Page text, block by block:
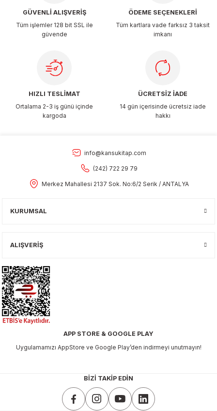
GÜVENLİ ALIŞVERİŞ
Tüm işlemler 128 bit SSL ile
güvende
ÖDEME SEÇENEKLERİ
Tüm kartlara vade farksız 3 taksit
imkanı
HIZLI TESLİMAT
Ortalama 2-3 iş günü içinde
kargoda
ÜCRETSİZ İADE
14 gün içerisinde ücretsiz iade
hakkı
info@kansukitap.com
(242) 722 29 79
Merkez Mahallesi 2137 Sok. No:6/2 Serik / ANTALYA
KURUMSAL
ALIŞVERİŞ
APP STORE & GOOGLE PLAY
Uygulamamızı AppStore ve Google Play’den indirmeyi unutmayın!
BİZİ TAKİP EDİN